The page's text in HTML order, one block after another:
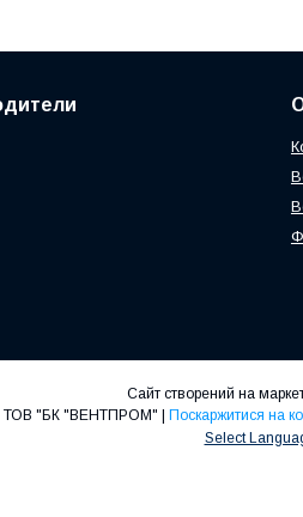
Сайт створений на
Поскаржитися на
Select